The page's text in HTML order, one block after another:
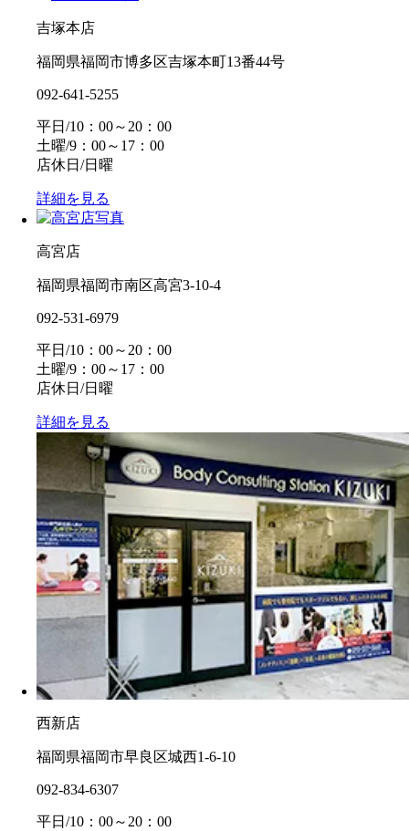
吉塚本店
福岡県福岡市博多区吉塚本町13番44号
092-641-5255
平日/10：00～20：00
土曜/9：00～17：00
店休日/日曜
詳細を見る
高宮店
福岡県福岡市南区高宮3-10-4
092-531-6979
平日/10：00～20：00
土曜/9：00～17：00
店休日/日曜
詳細を見る
西新店
福岡県福岡市早良区城西1-6-10
092-834-6307
平日/10：00～20：00